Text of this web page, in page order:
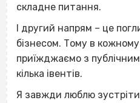
складне питання.
І другий напрям – це
бізнесом. Тому в кожному
приїжджаємо з
кілька івентів.
Я завжди люблю